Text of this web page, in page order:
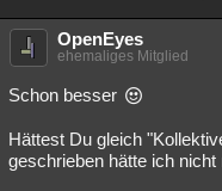
OpenEyes
ehemaliges Mitglied
Schon besser
Hättest Du gleich
geschrieben hätte ich